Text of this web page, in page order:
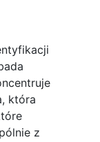
która
z